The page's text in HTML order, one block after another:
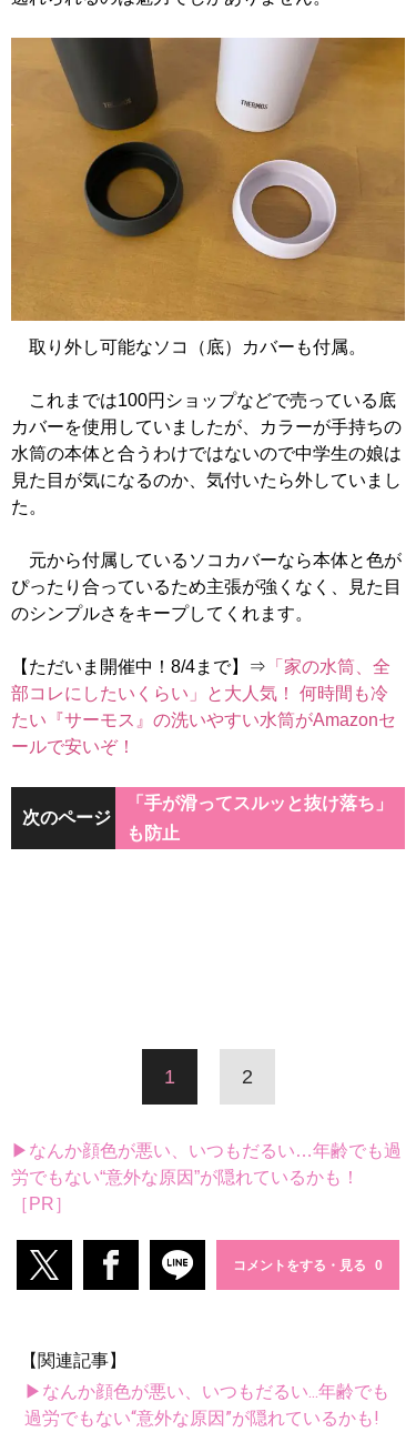
取り外し可能なソコ（底）カバーも付属。
これまでは100円ショップなどで売っている底
カバーを使用していましたが、カラーが手持ちの
水筒の本体と合うわけではないので中学生の娘は
見た目が気になるのか、気付いたら外していまし
た。
元から付属しているソコカバーなら本体と色が
ぴったり合っているため主張が強くなく、見た目
のシンプルさをキープしてくれます。
【ただいま開催中！8/4まで】⇒ 「家の水筒、全
部コレにしたいくらい」と大人気！ 何時間も冷
たい『サーモス』の洗いやすい水筒がAmazonセ
ールで安いぞ！
次のページ
「手が滑ってスルッと抜け落ち」
も防止
1 2
▶なんか顔色が悪い、いつもだるい…年齢でも過
労でもない“意外な原因”が隠れているかも！
［PR］
コメントをする・見る
【関連記事】
▶なんか顔色が悪い、いつもだるい...年齢でも
過労でもない“意外な原因”が隠れているかも!